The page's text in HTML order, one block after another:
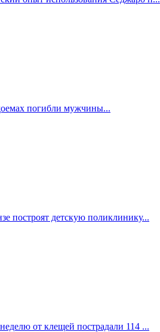
погибли мужчины...
построят детскую поликлинику...
от клещей пострадали 114 ...